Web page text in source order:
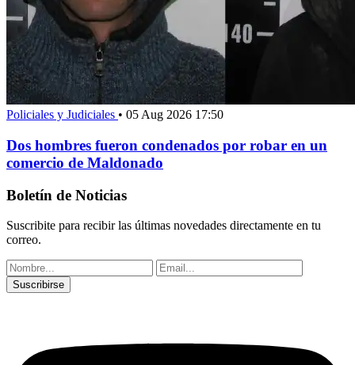
Policiales y Judiciales • 05 Aug 2026 17:50
Dos hombres fueron condenados por robar en un
comercio de Maldonado
Boletín de Noticias
Suscribite para recibir las últimas novedades directamente en tu
correo.
Suscribirse